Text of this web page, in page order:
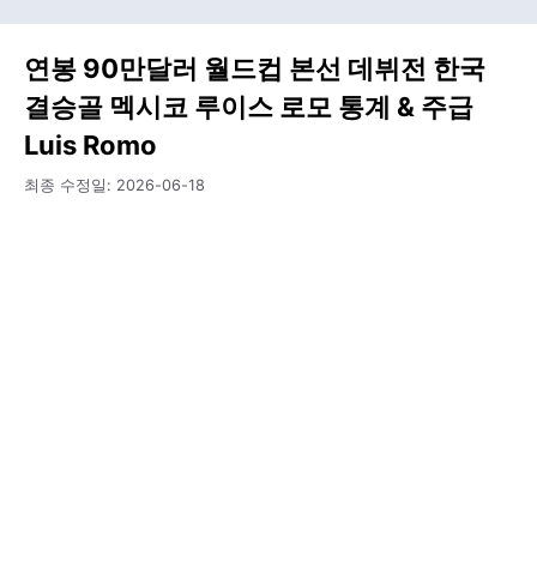
연봉 90만달러 월드컵 본선 데뷔전 한국
결승골 멕시코 루이스 로모 통계 & 주급
Luis Romo
최종 수정일: 2026-06-18